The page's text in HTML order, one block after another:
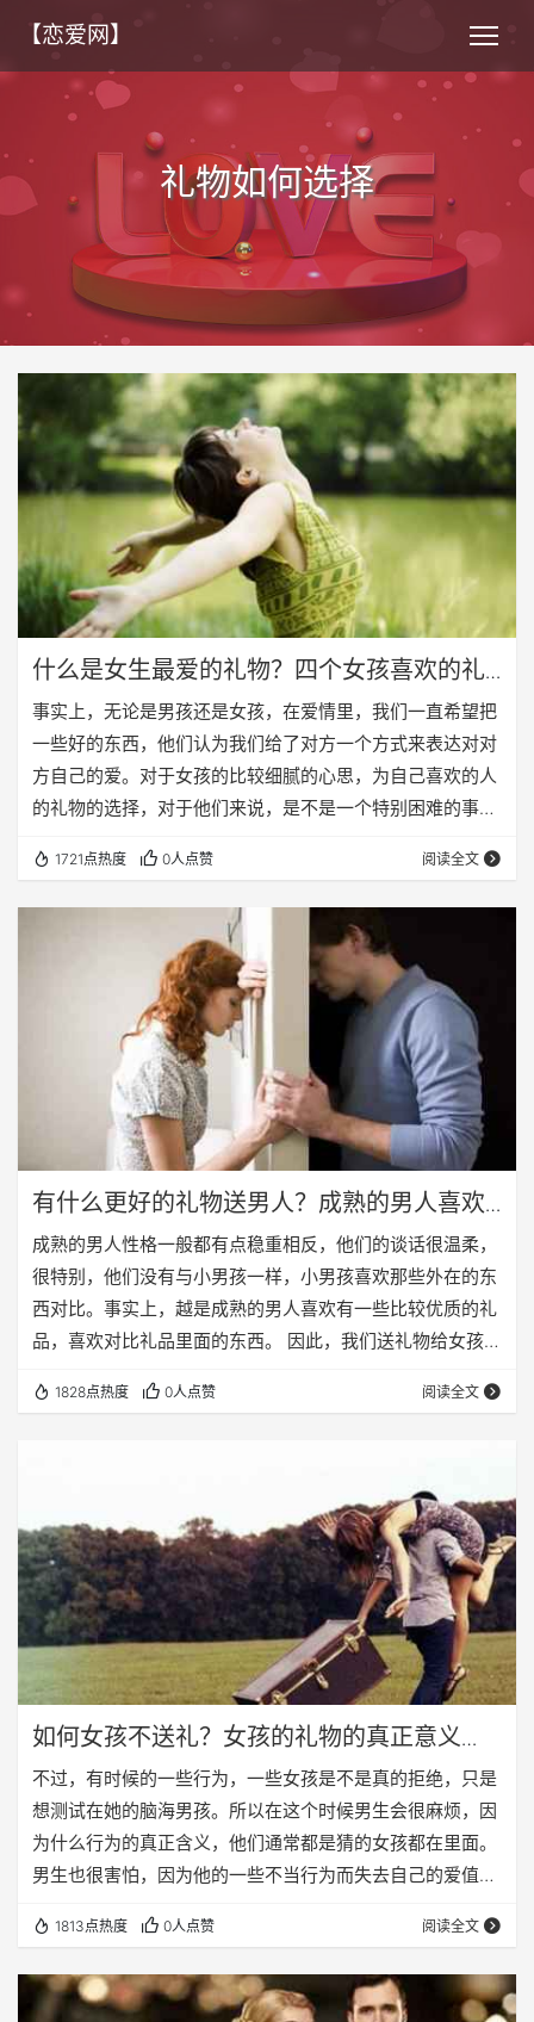
【恋爱网】
礼物如何选择
什么是女生最爱的礼物？四个女孩喜欢的礼
物！
事实上，无论是男孩还是女孩，在爱情里，我们一直希望把
一些好的东西，他们认为我们给了对方一个方式来表达对对
方自己的爱。对于女孩的比较细腻的心思，为自己喜欢的人
的礼物的选择，对于他们来说，是不是一个特别困难的事
重视。然而，对于比较粗心的男孩是谁，在很多情况下，中
国农历新年或周年纪念日，一个很大的问题是什么给你喜欢
的人变成了。尤其是那些有谁没有在一起，在送礼物给把更
多的时间来准备，因为如果你说不要讨论喜欢对方特别的礼
物，则在很大程度上会影响另外一个对你的第一印象。 所
1721点热度 0人点赞 阅读全文
有什么更好的礼物送男人？成熟的男人喜欢
什么样的礼物
成熟的男人性格一般都有点稳重相反，他们的谈话很温柔，
很特别，他们没有与小男孩一样，小男孩喜欢那些外在的东
西对比。事实上，越是成熟的男人喜欢有一些比较优质的礼
品，喜欢对比礼品里面的东西。 因此，我们送礼物给女孩成
量检查，我们应该给成熟的男人什么礼物？以下知识沉阳爱
会被错过，因为这是他们的一个成功的标志。然后送手表可
以显示我们的女孩的质量，所以，如果你想给一个成…
1828点热度 0人点赞 阅读全文
如何女孩不送礼？女孩的礼物的真正意义
不！
不过，有时候的一些行为，一些女孩是不是真的拒绝，只是
想测试在她的脑海男孩。所以在这个时候男生会很麻烦，因
为什么行为的真正含义，他们通常都是猜的女孩都在里面。
男生也很害怕，因为他的一些不当行为而失去自己的爱值得
孩不收礼说明。 难道女孩的真正意义的礼物，没有任何意义
吗。 对于一些女孩都感觉很整洁，如果她不喜欢你，她不会
接受任何的你，在她所做的好事。有些人可能会觉得这个女
1813点热度 0人点赞 阅读全文